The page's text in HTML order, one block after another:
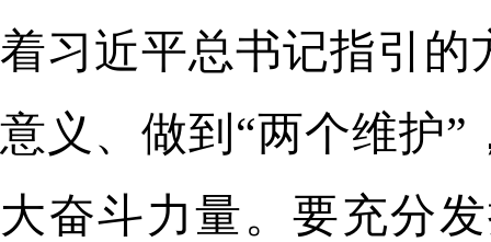
着习近平总书记指引的
意义、做到“两个维护
大奋斗力量。要充分